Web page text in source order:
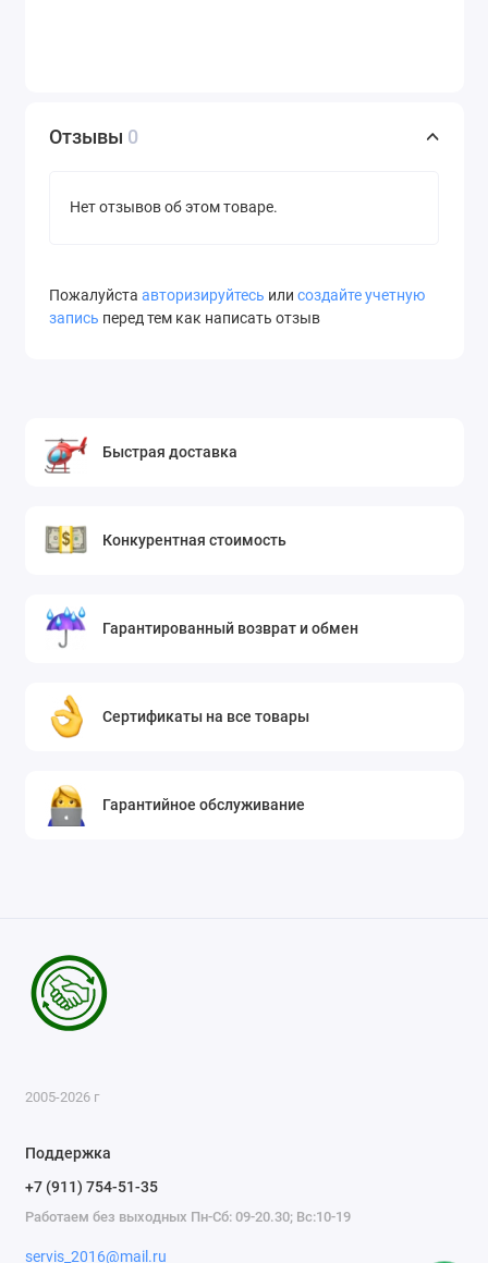
Отзывы 0
Нет отзывов об этом товаре.
Пожалуйста авторизируйтесь или создайте учетную
запись перед тем как написать отзыв
Быстрая доставка
Конкурентная стоимость
Гарантированный возврат и обмен
Сертификаты на все товары
Гарантийное обслуживание
2005-2026 г
Поддержка
+7 (911) 754-51-35
Работаем без выходных Пн-Сб: 09-20.30; Вс:10-19
servis_2016@mail.ru